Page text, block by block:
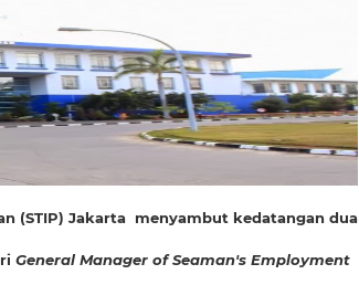
(STIP) Jakarta menyambut kedatangan dua
General Manager of Seaman's Employment